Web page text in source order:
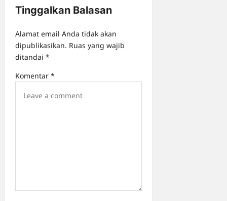
a
i
o
n
Tinggalkan Balasan
Alamat email Anda tidak akan
dipublikasikan. Ruas yang wajib
ditandai *
Komentar *